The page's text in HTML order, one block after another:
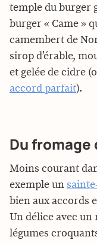
temple du burger
burger « Came »
camembert de
sirop d’érable,
et gelée de cidre
accord parfait).
Du fromage
Moins courant
exemple un
bien aux accords
Un délice avec un
légumes